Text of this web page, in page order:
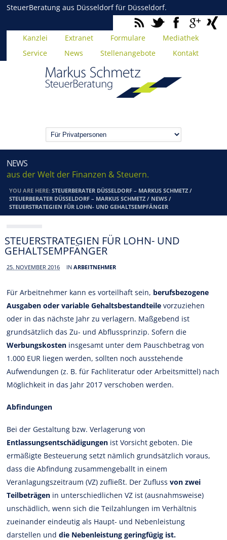
SteuerBeratung aus Düsseldorf für Düsseldorf.
Kanzlei Extranet Formulare
Mediathek
Service
News Stellenangebote Kontakt
NEWS
aus der Welt der Finanzen & Steuern.
YOU ARE HERE:STEUERBERATER DÜSSELDORF – MARKUS SCHMETZ /
STEUERBERATER DÜSSELDORF – MARKUS SCHMETZ / NEWS /
STEUERSTRATEGIEN FÜR LOHN- UND GEHALTSEMPFÄNGER
STEUERSTRATEGIEN FÜR LOHN- UND
GEHALTSEMPFÄNGER
25. NOVEMBER 2016 INARBEITNEHMER
Für Arbeitnehmer kann es vorteilhaft sein, berufsbezogene
Ausgaben oder variable Gehaltsbestandteile vorzuziehen
oder in das nächste Jahr zu verlagern. Maßgebend ist
grundsätzlich das Zu- und Abflussprinzip. Sofern die
Werbungskosten insgesamt unter dem Pauschbetrag von
1.000 EUR liegen werden, sollten noch ausstehende
Aufwendungen (z. B. für Fachliteratur oder Arbeitsmittel) nach
Möglichkeit in das Jahr 2017 verschoben werden.
Abfindungen
Bei der Gestaltung bzw. Verlagerung von
Entlassungsentschädigungen ist Vorsicht geboten. Die
ermäßigte Besteuerung setzt nämlich grundsätzlich voraus,
dass die Abfindung zusammengeballt in einem
Veranlagungszeitraum (VZ) zufließt. Der Zuflussvon zwei
Teilbeträgen in unterschiedlichen VZ ist (ausnahmsweise)
unschädlich, wenn sich die Teilzahlungen im Verhältnis
zueinander eindeutig als Haupt- und Nebenleistung
darstellen unddie Nebenleistung geringfügig ist.